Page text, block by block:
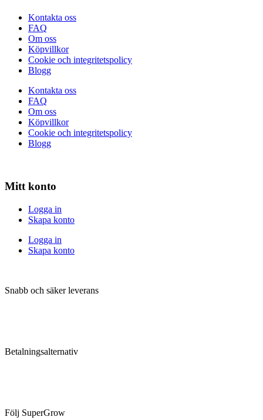
Kontakta oss
FAQ
Om oss
Köpvillkor
Cookie och integritetspolicy
Blogg
Kontakta oss
FAQ
Om oss
Köpvillkor
Cookie och integritetspolicy
Blogg
Mitt konto
Logga in
Skapa konto
Logga in
Skapa konto
Snabb och säker leverans
Betalningsalternativ
Följ SuperGrow